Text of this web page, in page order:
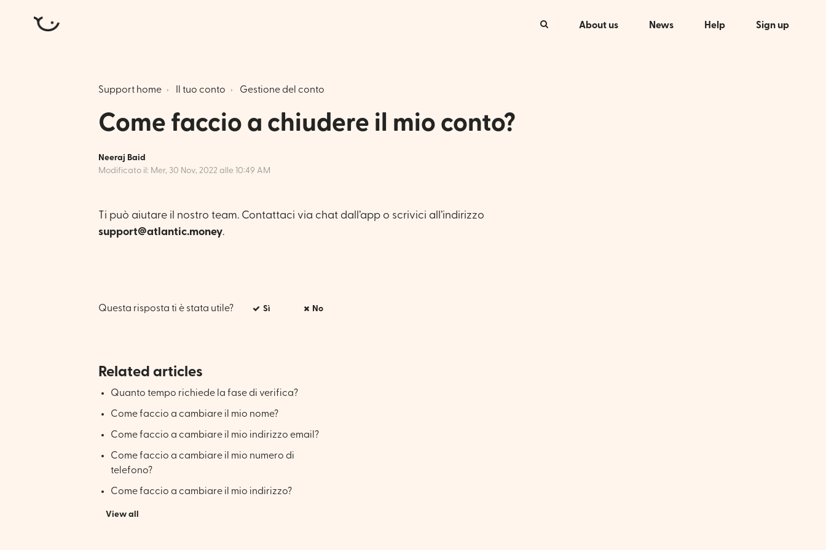
About us News Help Sign up
Support home Il tuo conto Gestione del conto
Come faccio a chiudere il mio conto?
Neeraj Baid
Modificato il: Mer, 30 Nov, 2022 alle 10:49 AM
Ti può aiutare il nostro team. Contattaci via chat dall’app o scrivici all’indirizzo
support@atlantic.money.
Questa risposta ti è stata utile? Sì No
Related articles
Quanto tempo richiede la fase di verifica?
Come faccio a cambiare il mio nome?
Come faccio a cambiare il mio indirizzo email?
Come faccio a cambiare il mio numero di
telefono?
Come faccio a cambiare il mio indirizzo?
View all